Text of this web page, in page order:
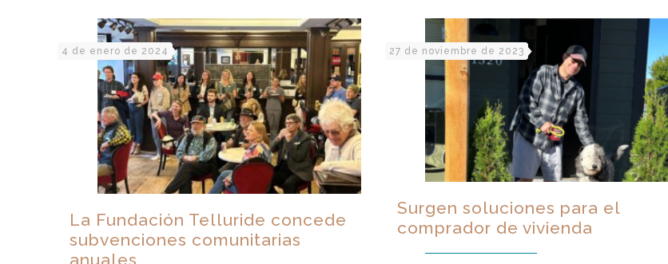
4 de enero de 2024
La Fundación Telluride concede
subvenciones comunitarias
anuales
27 de noviembre de 2023
Surgen soluciones para el
comprador de vivienda